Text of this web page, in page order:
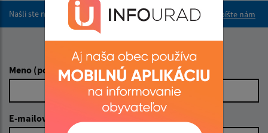
Našli ste na stránke chybu?
Napíšte nám
Meno (povinné)
E-mailová adresa (povinné)